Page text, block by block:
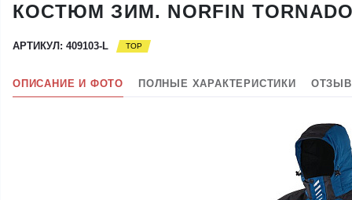
КОСТЮМ ЗИМ. NORFIN
АРТИКУЛ: 409103-L
ОПИСАНИЕ И ФОТО ПОЛНЫЕ ХАРАКТЕРИСТИКИ